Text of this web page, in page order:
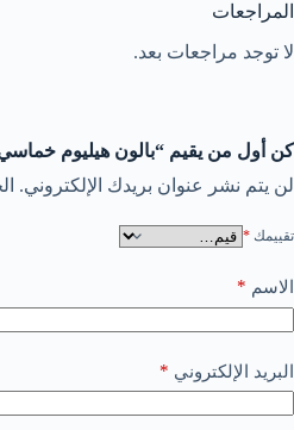
المراجعات
لا توجد مراجعات بعد.
كن أول من يقيم “بالون هيليوم خماسي
لن يتم نشر عنوان بريدك الإلكتروني.
تقييمك *
الاسم *
البريد الإلكتروني *